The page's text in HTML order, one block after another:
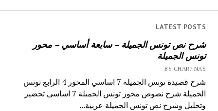
LATEST POSTS
شرح نص تونس الجميلة – سابعة أساسي – محور
تونس الجميلة
BY CHAR7 NAS
شرح قصيدة تونس الجميلة 7 اساسي المحور 4 الرابع تونس
الجميلة شرح نصوص محور تونس الجميلة 7 اساسي تحضير
وتحليل وشرح نص تونس الجميلة عربية...